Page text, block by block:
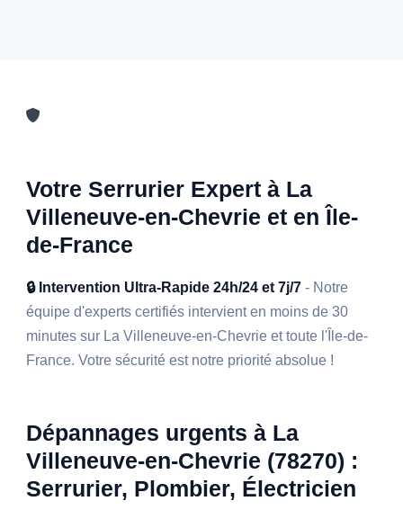
Votre Serrurier Expert à La
Villeneuve-en-Chevrie et en Île-
de-France
🔒 Intervention Ultra-Rapide 24h/24 et 7j/7 - Notre
équipe d'experts certifiés intervient en moins de 30
minutes sur La Villeneuve-en-Chevrie et toute l'Île-de-
France. Votre sécurité est notre priorité absolue !
Dépannages urgents à La
Villeneuve-en-Chevrie (78270) :
Serrurier, Plombier, Électricien